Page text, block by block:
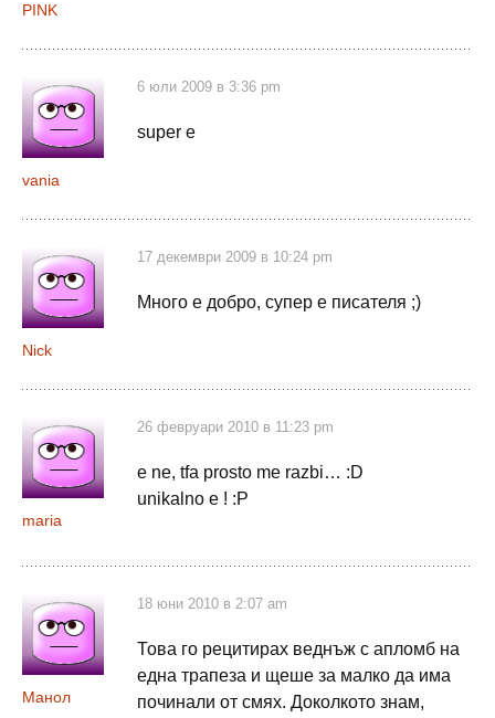
PINK
vania
6 юли 2009 в 3:36 pm
super e
Nick
17 декември 2009 в 10:24 pm
Много е добро, супер е писателя ;)
maria
26 февруари 2010 в 11:23 pm
e ne, tfa prosto me razbi… :D
unikalno e ! :P
Манол
18 юни 2010 в 2:07 am
Това го рецитирах веднъж с апломб на
една трапеза и щеше за малко да има
починали от смях. Доколкото знам,